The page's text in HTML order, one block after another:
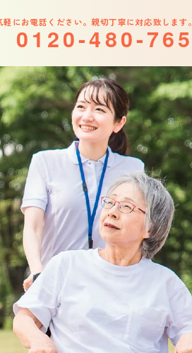
軽にお電話ください。親切丁寧に対応致します。
01 20-480-765